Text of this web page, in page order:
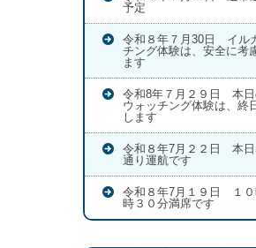
予定
令和８年７月30日 イル
チング体験は、安全に考
ます
令和8年７月２９日 本日
ウォッチング体験は、終
します
令和８年7月２２日 本日
通り運航です
令和８年7月１９日 １０
時３０分満席です